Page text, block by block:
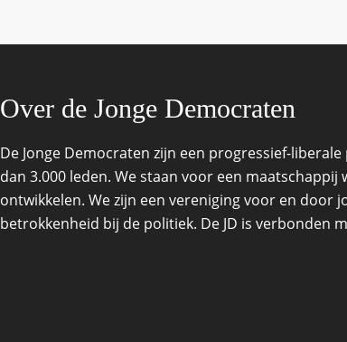
Over de Jonge Democraten
De Jonge Democraten zijn een progressief-
dan 3.000 leden. We staan voor een
ontwikkelen. We zijn een vereniging voor en door
betrokkenheid bij de politiek. De JD is verbonden